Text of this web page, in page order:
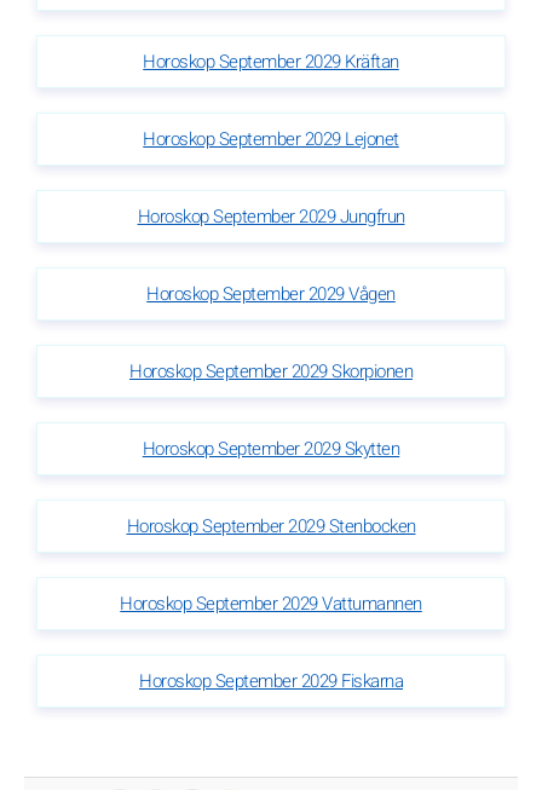
Horoskop September 2029 Kräftan
Horoskop September 2029 Lejonet
Horoskop September 2029 Jungfrun
Horoskop September 2029 Vågen
Horoskop September 2029 Skorpionen
Horoskop September 2029 Skytten
Horoskop September 2029 Stenbocken
Horoskop September 2029 Vattumannen
Horoskop September 2029 Fiskarna